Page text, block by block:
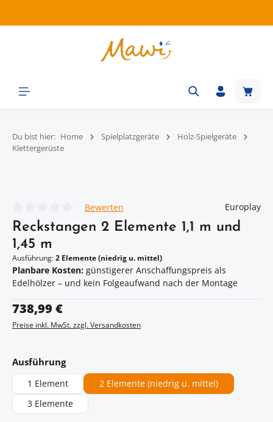
Du bist hier: Home Spielplatzgeräte
Holz-Spielgeräte
Klettergerüste
Durchschnittliche Bewertung von 0 von 5 Sternen
Bewerten Europlay
Reckstangen 2 Elemente 1,1 m und
1,45 m
Ausführung:2 Elemente (niedrig u. mittel)
Planbare Kosten: günstigerer Anschaffungspreis als
Edelhölzer – und kein Folgeaufwand nach der Montage
Regulärer Preis:
738,99 €
Preise inkl. MwSt. zzgl. Versandkosten
Ausführungauswählen
1 Element
2 Elemente (niedrig u. mittel)
3 Elemente